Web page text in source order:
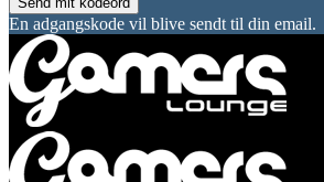
En adgangskode vil blive sendt til din email.